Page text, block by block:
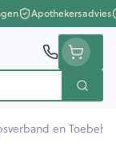
Apothekersadvies
Zoek
en